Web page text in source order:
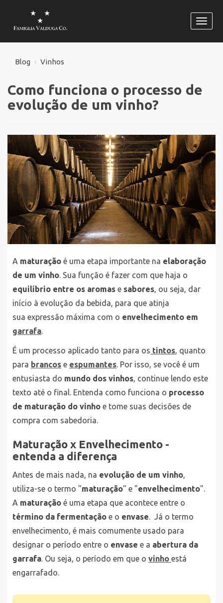
Blog Vinhos
Como funciona o processo de
evolução de um vinho?
A maturação é uma etapa importante na elaboração
de um vinho. Sua função é fazer com que haja o
equilíbrio entre os aromas e sabores, ou seja, dar
início à evolução da bebida, para que atinja
sua expressão máxima com o envelhecimento em
garrafa.
É um processo aplicado tanto para os tintos, quanto
para brancos e espumantes. Por isso, se você é um
entusiasta do mundo dos vinhos, continue lendo este
texto até o final. Entenda como funciona o processo
de maturação do vinho e tome suas decisões de
compra com sabedoria.
Maturação x Envelhecimento -
entenda a diferença
Antes de mais nada, na evolução de um vinho,
utiliza-se o termo "maturação" e "envelhecimento".
A maturação é uma etapa que acontece entre o
término da fermentação e o envase. Já o termo
envelhecimento, é mais comumente usado para
designar o período entre o envase e a abertura da
garrafa. Ou seja, o período em que o vinho está
engarrafado.